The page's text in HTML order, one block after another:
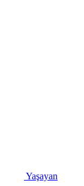
Yaşayan